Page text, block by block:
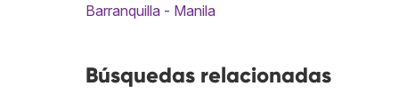
Barranquilla - Manila
Búsquedas relacionadas